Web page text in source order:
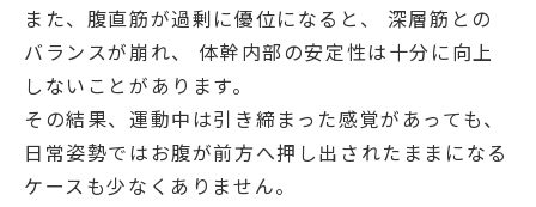
また、腹直筋が過剰に優位になると、 深層筋との
バランスが崩れ、 体幹内部の安定性は十分に向上
しないことがあります。
その結果、運動中は引き締まった感覚があっても、
日常姿勢ではお腹が前方へ押し出されたままになる
ケースも少なくありません。